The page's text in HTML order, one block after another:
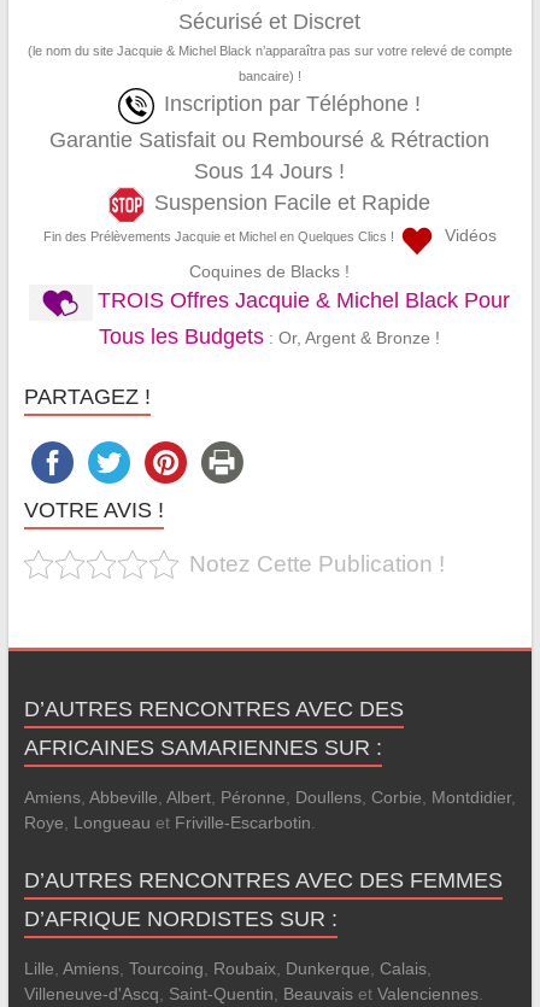
Sécurisé et Discret
(le nom du site Jacquie & Michel Black n’apparaîtra pas sur votre relevé de compte
bancaire) !
Inscription par Téléphone !
Garantie Satisfait ou Remboursé & Rétraction
Sous 14 Jours !
Suspension Facile et Rapide
Fin des Prélèvements Jacquie et Michel en Quelques Clics !
Vidéos
Coquines de Blacks !
TROIS Offres Jacquie & Michel Black Pour
Tous les Budgets : Or, Argent & Bronze !
PARTAGEZ !
VOTRE AVIS !
Notez Cette Publication !
D’AUTRES RENCONTRES AVEC DES
AFRICAINES SAMARIENNES SUR :
Amiens, Abbeville, Albert, Péronne, Doullens, Corbie, Montdidier,
Roye, Longueau et Friville-Escarbotin.
D’AUTRES RENCONTRES AVEC DES FEMMES
D’AFRIQUE NORDISTES SUR :
Lille, Amiens, Tourcoing, Roubaix, Dunkerque, Calais,
Villeneuve-d'Ascq, Saint-Quentin, Beauvaiset Valenciennes.